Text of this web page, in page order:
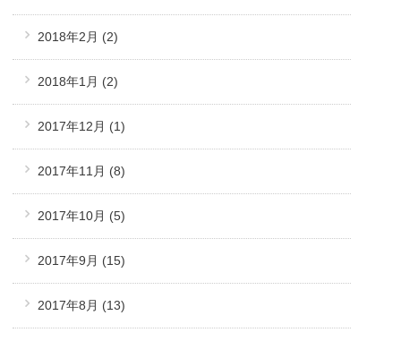
2018年2月 (2)
2018年1月 (2)
2017年12月 (1)
2017年11月 (8)
2017年10月 (5)
2017年9月 (15)
2017年8月 (13)